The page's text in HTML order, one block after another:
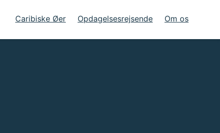
Caribiske Øer Opdagelsesrejsende Om os